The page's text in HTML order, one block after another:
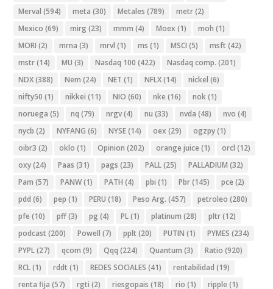
Merval (594) meta (30) Metales (789) metr(2)
Mexico (69) mirg (23) mmm (4) Moex (1) moh (1)
MORI (2) mrna (3) mrvl (1) ms (1) MSCI (5) msft (42)
mstr(14) MU (3) Nasdaq 100 (422) Nasdaq comp. (201)
NDX(388) Nem (24) NET (1) NFLX(14) nickel (6)
nifty50 (1) nikkei (11) NIO (60) nke (16) nok(1)
noruega (5) nq (79) nrgv(4) nu (33) nvda (48) nvo (4)
nycb (2) NYFANG (6) NYSE(14) oex (29) ogzpy(1)
oibr3 (2) oklo (1) Opinion (202) orange juice (1) orcl (12)
oxy(24) Paas (31) pags (23) PALL(25) PALLADIUM (32)
Pam (57) PANW(1) PATH (4) pbi (1) Pbr(145) pce (2)
pdd (6) pep (1) PERU (18) Peso Arg. (457) petroleo (280)
pfe (10) pff(3) pg (4) PL(1) platinum (28) pltr(12)
podcast (200) Powell (7) pplt (20) PUTIN (1) PYMES (234)
PYPL(27) qcom (9) Qqq (224) Quantum (3) Ratio (920)
RCL(1) rddt (1) REDES SOCIALES (41) rentabilidad (19)
renta fija (57) rgti (2) riesgopais (18) rio (1) ripple (1)